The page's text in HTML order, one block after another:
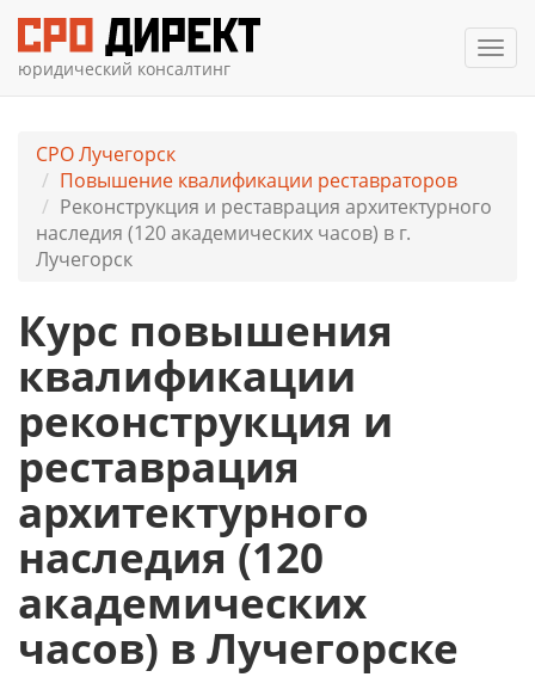
юридический консалтинг
СРО Лучегорск
Повышение квалификации реставраторов
Реконструкция и реставрация архитектурного
наследия (120 академических часов) в г.
Лучегорск
Курс повышения
квалификации
реконструкция и
реставрация
архитектурного
наследия (120
академических
часов) в Лучегорске